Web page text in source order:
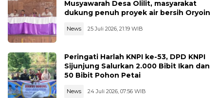
Musyawarah Desa Olilit, masyarakat
dukung penuh proyek air bersih Oryoin
News 25 Juli 2026, 21:19 WIB
Peringati Harlah KNPI ke-53, DPD KNPI
Sijunjung Salurkan 2.000 Bibit Ikan dan
50 Bibit Pohon Petai
News 24 Juli 2026, 07:56 WIB